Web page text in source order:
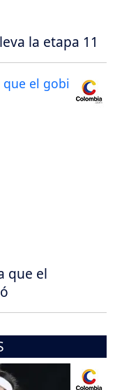
la etapa 11
que el